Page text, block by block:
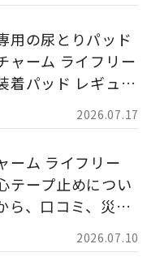
2026.07.17
用の尿とりパッド
ャーム ライフリー
着パッド レギュラ
」について解説し
2026.07.10
ーム ライフリー
テープ止めについ
ら、口コミ、災害
の活用法まで分か
説します。